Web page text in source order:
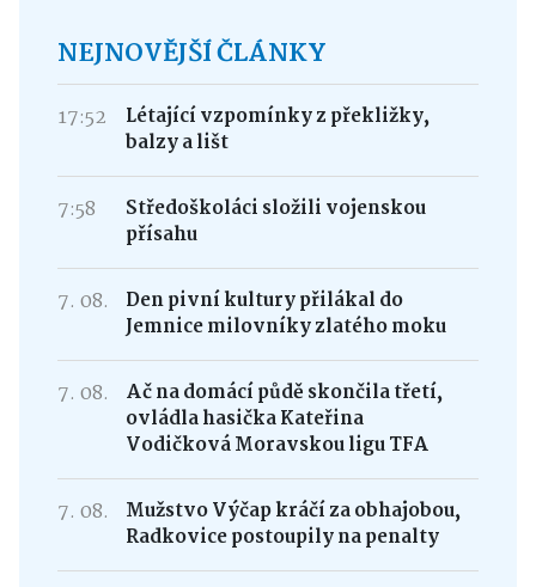
NEJNOVĚJŠÍ ČLÁNKY
17:52
Létající vzpomínky z překližky,
balzy a lišt
7:58
Středoškoláci složili vojenskou
přísahu
7. 08.
Den pivní kultury přilákal do
Jemnice milovníky zlatého moku
7. 08.
Ač na domácí půdě skončila třetí,
ovládla hasička Kateřina
Vodičková Moravskou ligu TFA
7. 08.
Mužstvo Výčap kráčí za obhajobou,
Radkovice postoupily na penalty